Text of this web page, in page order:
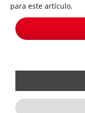
para este artículo.